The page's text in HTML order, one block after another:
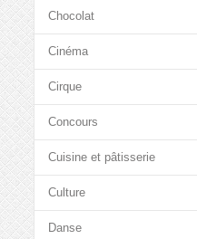
Chocolat
Cinéma
Cirque
Concours
Cuisine et pâtisserie
Culture
Danse